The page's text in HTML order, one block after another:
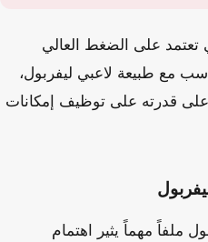
تعتمد على الضغط العالي
مع طبيعة لاعبي ليفربول،
قدرته على توظيف إمكانات
ملفاً مهماً يثير اهتمام